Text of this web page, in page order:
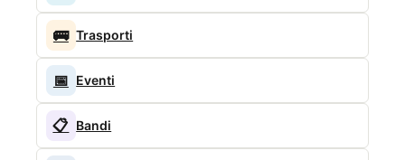
🚌 Trasporti
📅 Eventi
📋 Bandi